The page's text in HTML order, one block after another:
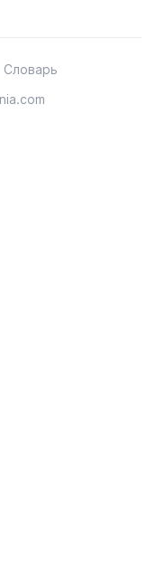
Словарь